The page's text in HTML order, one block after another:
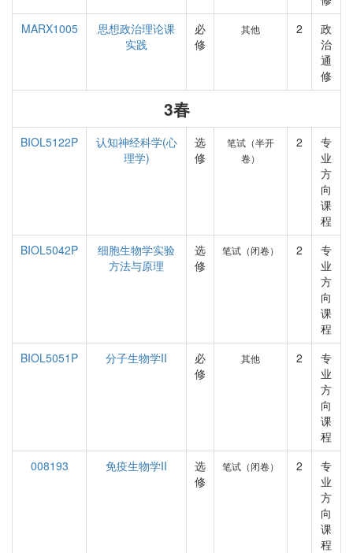
MARX1005
思想政治理论课
实践
必
修
其他 2
政
治
通
修
3春
BIOL5122P
认知神经科学(心
理学)
选
修
笔试（半开
卷）
2
专
业
方
向
课
程
BIOL5042P
细胞生物学实验
方法与原理
选
修
笔试（闭卷） 2
专
业
方
向
课
程
BIOL5051P
分子生物学II
必
修
其他 2
专
业
方
向
课
程
008193
免疫生物学II
选
修
笔试（闭卷） 2
专
业
方
向
课
程